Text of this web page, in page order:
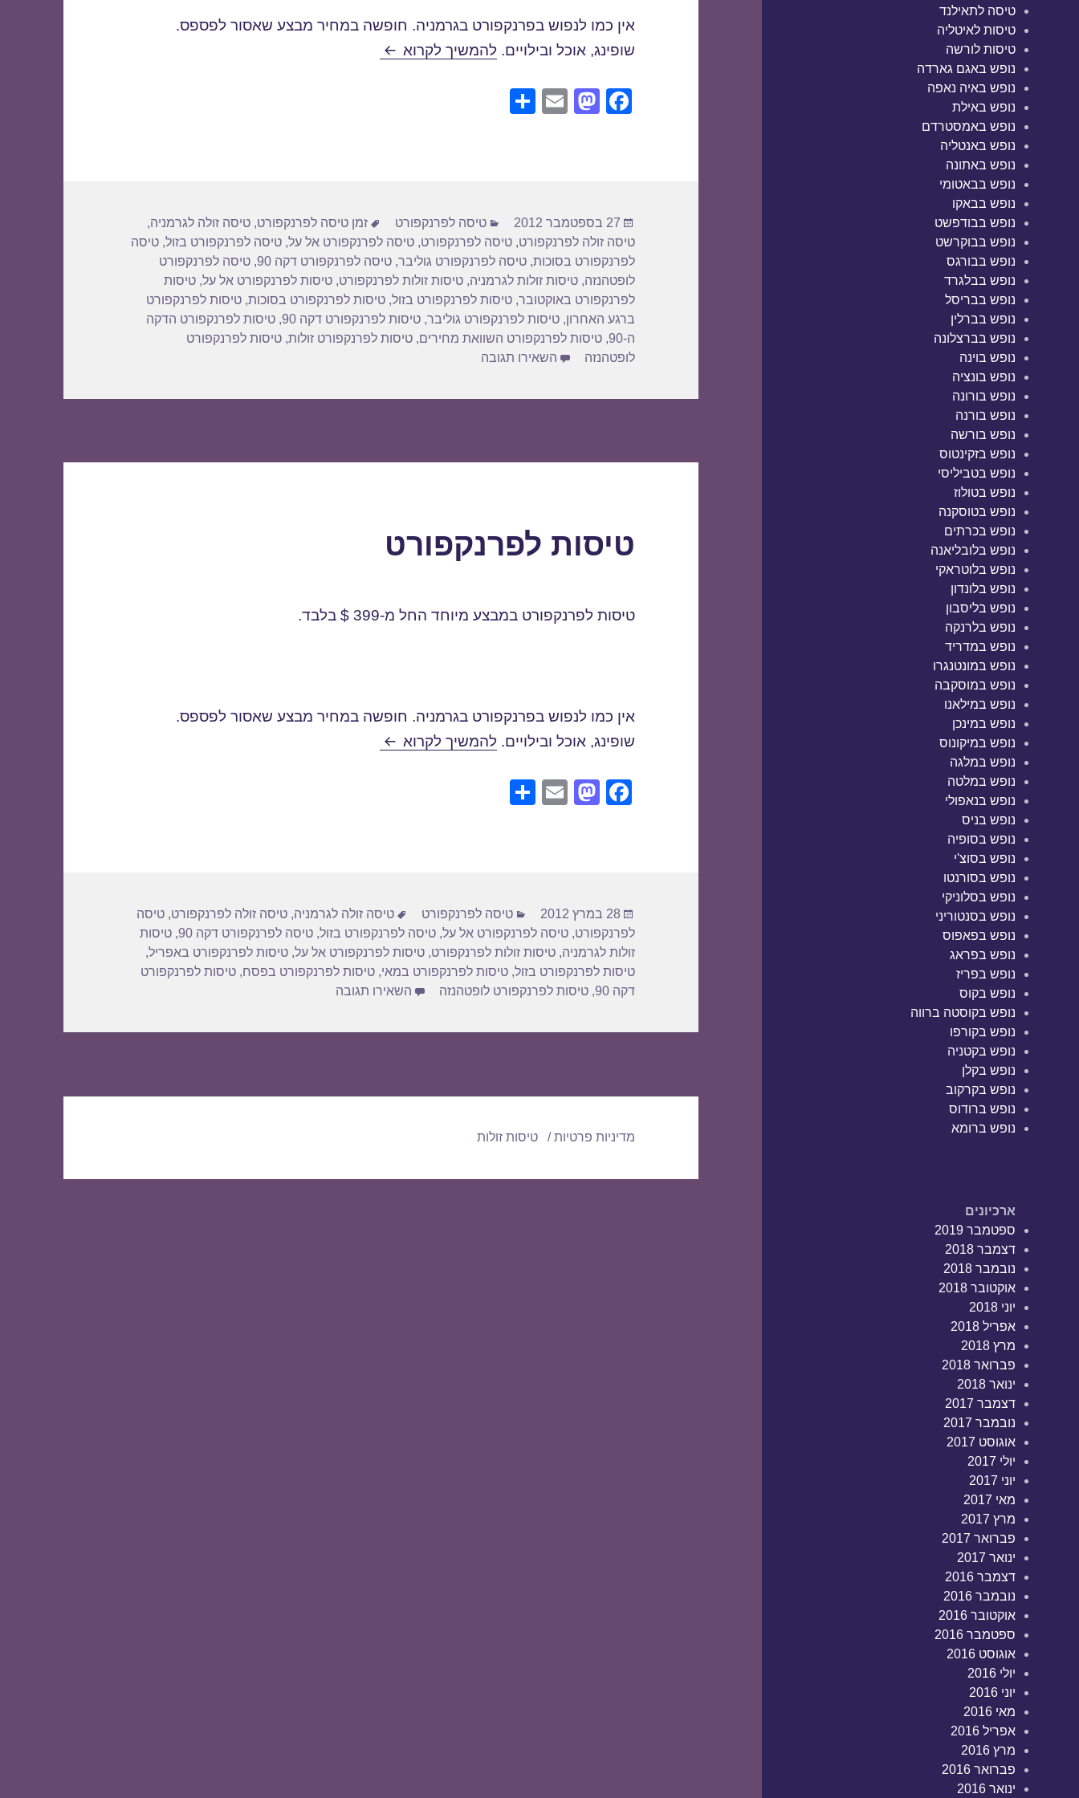
טיסה לתאילנד
טיסות לאיטליה
טיסות לורשה
נופש באגם גארדה
נופש באיה נאפה
נופש באילת
נופש באמסטרדם
נופש באנטליה
נופש באתונה
נופש בבאטומי
נופש בבאקו
נופש בבודפשט
נופש בבוקרשט
נופש בבורגס
נופש בבלגרד
נופש בבריסל
נופש בברלין
נופש בברצלונה
נופש בוינה
נופש בונציה
נופש בורונה
נופש בורנה
נופש בורשה
נופש בזקינטוס
נופש בטביליסי
נופש בטולוז
נופש בטוסקנה
נופש בכרתים
נופש בלובליאנה
נופש בלוטראקי
נופש בלונדון
נופש בליסבון
נופש בלרנקה
נופש במדריד
נופש במונטנגרו
נופש במוסקבה
נופש במילאנו
נופש במינכן
נופש במיקונוס
נופש במלגה
נופש במלטה
נופש בנאפולי
נופש בניס
נופש בסופיה
נופש בסוצ'י
נופש בסורנטו
נופש בסלוניקי
נופש בסנטוריני
נופש בפאפוס
נופש בפראג
נופש בפריז
נופש בקוס
נופש בקוסטה ברווה
נופש בקורפו
נופש בקטניה
נופש בקלן
נופש בקרקוב
נופש ברודוס
נופש ברומא
ארכיונים
ספטמבר 2019
דצמבר 2018
נובמבר 2018
אוקטובר 2018
יוני 2018
אפריל 2018
מרץ 2018
פברואר 2018
ינואר 2018
דצמבר 2017
נובמבר 2017
אוגוסט 2017
יולי 2017
יוני 2017
מאי 2017
מרץ 2017
פברואר 2017
ינואר 2017
דצמבר 2016
נובמבר 2016
אוקטובר 2016
ספטמבר 2016
אוגוסט 2016
יולי 2016
יוני 2016
מאי 2016
אפריל 2016
מרץ 2016
פברואר 2016
ינואר 2016
אין כמו לנפוש בפרנקפורט בגרמניה. חופשה במחיר מבצע שאסור לפספס.
שופינג, אוכל ובילויים.להמשיך לקרוא טיסה לפרנקפורט באוקטובר
F
o
o
k
M
o
n
E
פורסם
בתאריך
27 בספטמבר 2012 קטגוריות
טיסה לפרנקפורט תגיות
זמן טיסה לפרנקפורט,טיסה זולה לגרמניה,
טיסה זולה לפרנקפורט,טיסה לפרנקפורט,טיסה לפרנקפורט אל על,טיסה לפרנקפורט בזול,טיסה
לפרנקפורט בסוכות,טיסה לפרנקפורט גוליבר,טיסה לפרנקפורט דקה 90 ,טיסה לפרנקפורט
לופטהנזה,טיסות זולות לגרמניה,טיסות זולות לפרנקפורט,טיסות לפרנקפורט אל על,טיסות
לפרנקפורט באוקטובר,טיסות לפרנקפורט בזול,טיסות לפרנקפורט בסוכות,טיסות לפרנקפורט
ברגע האחרון,טיסות לפרנקפורט גוליבר,טיסות לפרנקפורט דקה 90 ,טיסות לפרנקפורט הדקה
ה-90
,טיסות לפרנקפורט השוואת מחירים,טיסות לפרנקפורט זולות,טיסות לפרנקפורט
לופטהנזה
השאירו תגובה
טיסות לפרנקפורט
טיסות לפרנקפורט במבצע מיוחד החל מ-399 $ בלבד.
אין כמו לנפוש בפרנקפורט בגרמניה. חופשה במחיר מבצע שאסור לפספס.
שופינג, אוכל ובילויים.להמשיך לקרוא טיסות לפרנקפורט
F
o
o
k
M
o
n
E
פורסם
בתאריך
28 במרץ 2012 קטגוריות
טיסה לפרנקפורט תגיות
טיסה זולה לגרמניה,טיסה זולה לפרנקפורט,טיסה
לפרנקפורט,טיסה לפרנקפורט אל על,טיסה לפרנקפורט בזול,טיסה לפרנקפורט דקה 90 ,טיסות
זולות לגרמניה,טיסות זולות לפרנקפורט,טיסות לפרנקפורט אל על,טיסות לפרנקפורט באפריל,
טיסות לפרנקפורט בזול,טיסות לפרנקפורט במאי,טיסות לפרנקפורט בפסח,טיסות לפרנקפורט
דקה 90
,טיסות לפרנקפורט לופטהנזה השאירו תגובה
מדיניות פרטיות טיסות זולות